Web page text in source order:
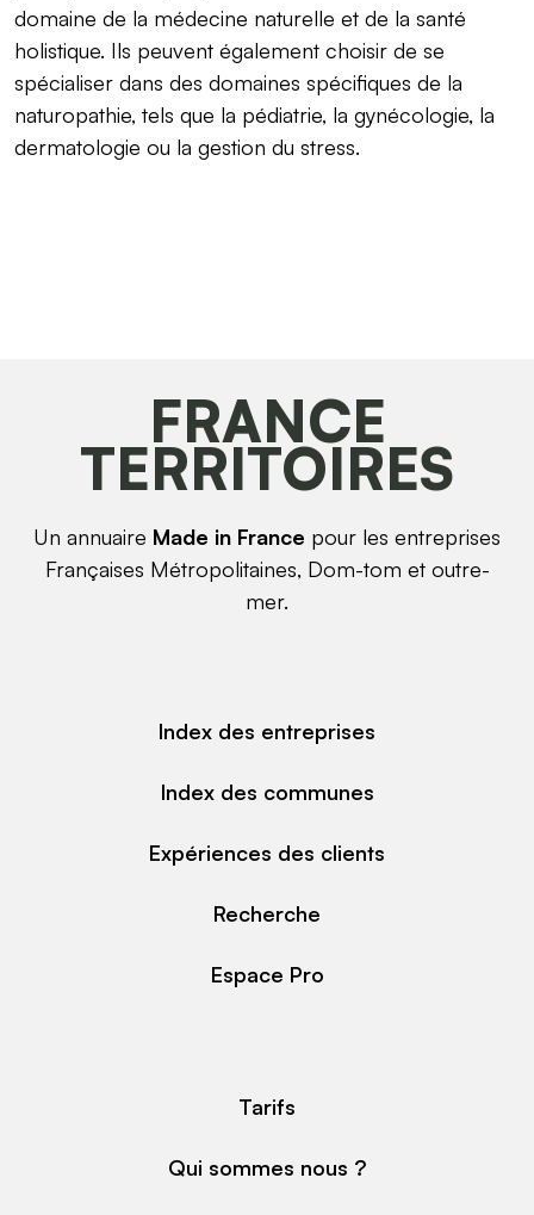
domaine de la médecine naturelle et de la santé
holistique. Ils peuvent également choisir de se
spécialiser dans des domaines spécifiques de la
naturopathie, tels que la pédiatrie, la gynécologie, la
dermatologie ou la gestion du stress.
FRANCE
TERRITOIRES
Un annuaire Made in France pour les entreprises
Françaises Métropolitaines, Dom-tom et outre-
mer.
Index des entreprises
Index des communes
Expériences des clients
Recherche
Espace Pro
Tarifs
Qui sommes nous ?